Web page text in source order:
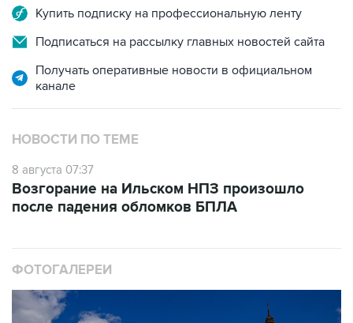
Подписаться на рассылку главных новостей сайта
Получать оперативные новости в официальном
НОВОСТИ ПО ТЕМЕ
8 августа 07:37
после падения обломков БПЛА